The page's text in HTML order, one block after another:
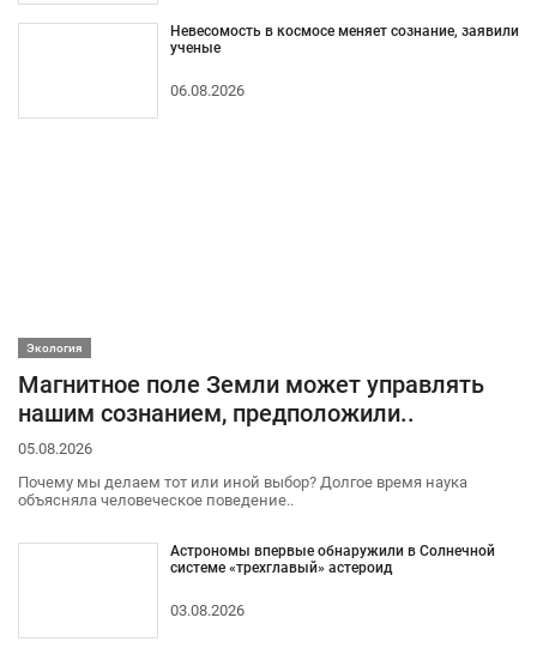
Невесомость в космосе меняет сознание, заявили
ученые
06.08.2026
Экология
Магнитное поле Земли может управлять
нашим сознанием, предположили..
05.08.2026
Почему мы делаем тот или иной выбор? Долгое время наука
объясняла человеческое поведение..
Астрономы впервые обнаружили в Солнечной
системе «трехглавый» астероид
03.08.2026